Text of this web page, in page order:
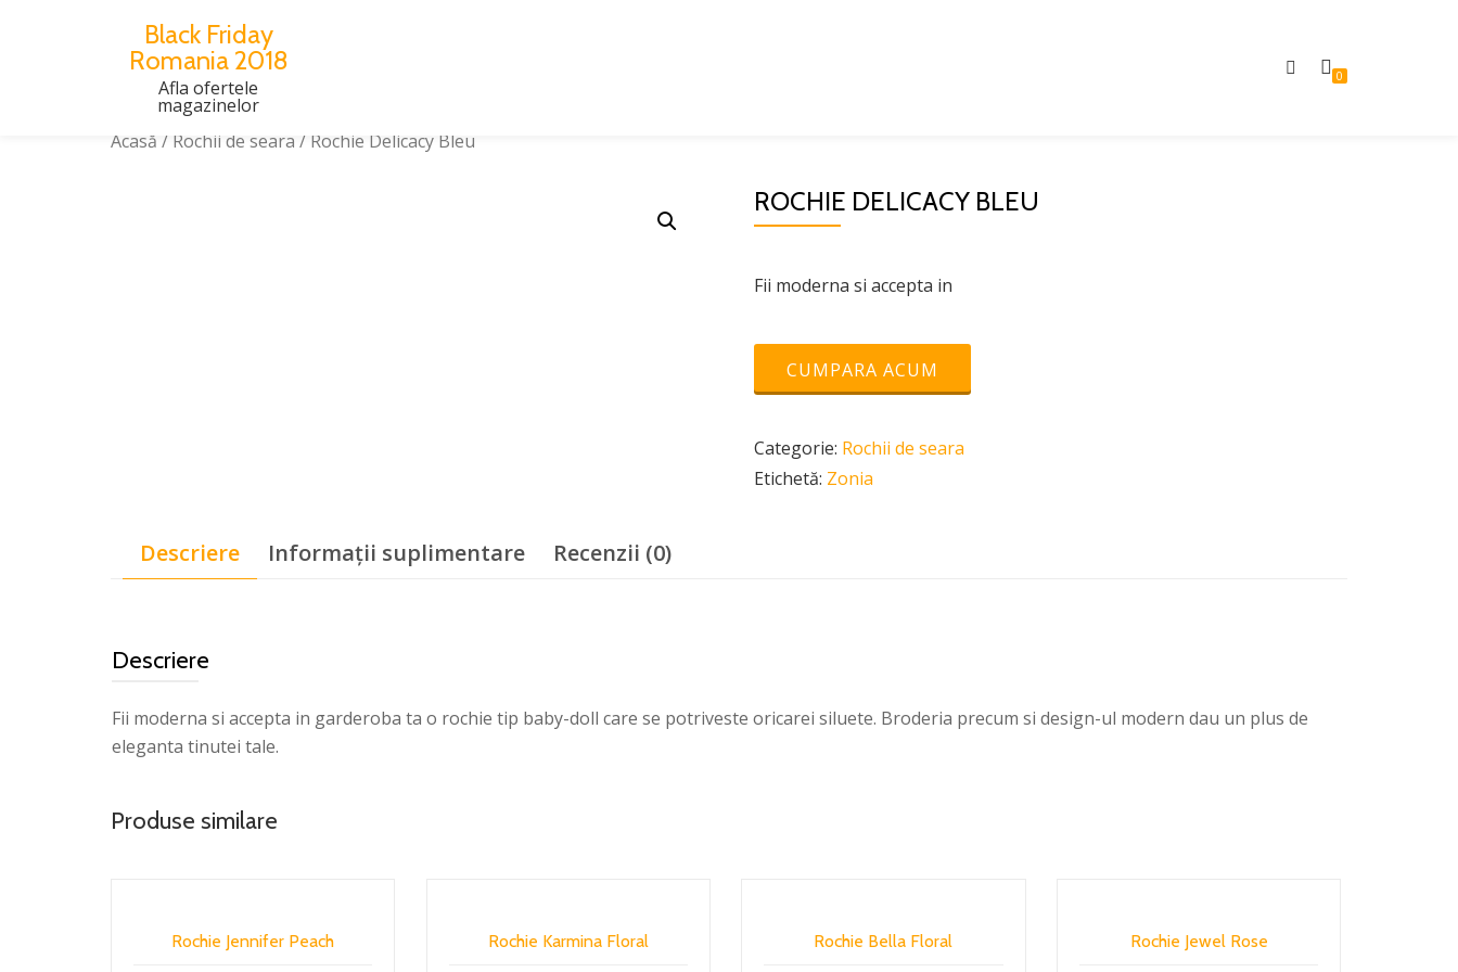
Black Friday
Romania 2018
Afla ofertele
magazinelor
0
Acasă / Rochii de seara / Rochie Delicacy Bleu
ROCHIE DELICACY BLEU
Fii moderna si accepta in
CUMPARA ACUM
Categorie: Rochii de seara
Etichetă: Zonia
Descriere Informații suplimentare Recenzii (0)
Descriere
Fii moderna si accepta in garderoba ta o rochie tip baby-doll care se potriveste oricarei siluete. Broderia precum si design-ul modern dau un plus de
eleganta tinutei tale.
Produse similare
Rochie Jennifer Peach Rochie Karmina Floral Rochie Bella Floral Rochie Jewel Rose